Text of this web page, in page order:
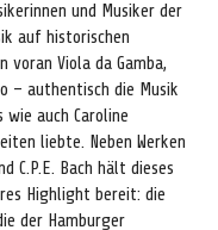
und Musiker der
auf historischen
Viola da Gamba,
– authentisch die Musik
wie auch Caroline
liebte. Neben Werken
C.P.E. Bach hält dieses
Highlight bereit: die
der Hamburger